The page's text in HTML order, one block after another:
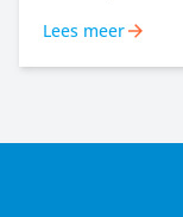
werken we
Lees meer